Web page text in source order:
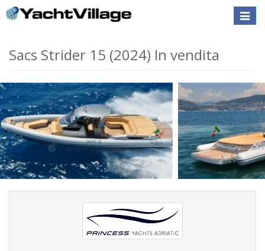
Toggle
Sacs Strider 15 (2024) In vendita